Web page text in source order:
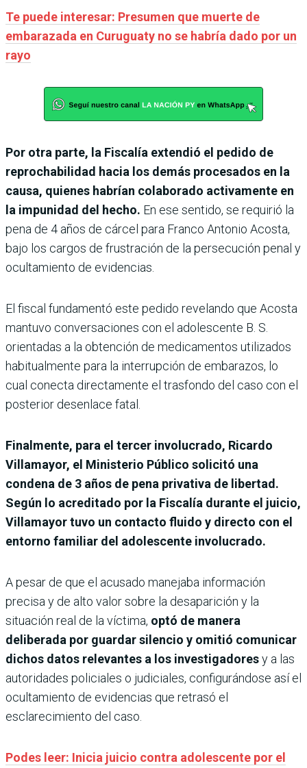
Te puede interesar: Presumen que muerte de
embarazada en Curuguaty no se habría dado por un
rayo
Por otra parte, la Fiscalía extendió el pedido de
reprochabilidad hacia los demás procesados en la
causa, quienes habrían colaborado activamente en
la impunidad del hecho. En ese sentido, se requirió la
pena de 4 años de cárcel para Franco Antonio Acosta,
bajo los cargos de frustración de la persecución penal y
ocultamiento de evidencias.
El fiscal fundamentó este pedido revelando que Acosta
mantuvo conversaciones con el adolescente B. S.
orientadas a la obtención de medicamentos utilizados
habitualmente para la interrupción de embarazos, lo
cual conecta directamente el trasfondo del caso con el
posterior desenlace fatal.
Finalmente, para el tercer involucrado, Ricardo
Villamayor, el Ministerio Público solicitó una
condena de 3 años de pena privativa de libertad.
Según lo acreditado por la Fiscalía durante el juicio,
Villamayor tuvo un contacto fluido y directo con el
entorno familiar del adolescente involucrado.
A pesar de que el acusado manejaba información
precisa y de alto valor sobre la desaparición y la
situación real de la víctima, optó de manera
deliberada por guardar silencio y omitió comunicar
dichos datos relevantes a los investigadoresy a las
autoridades policiales o judiciales, configurándose así el
ocultamiento de evidencias que retrasó el
esclarecimiento del caso.
Podes leer: Inicia juicio contra adolescente por el